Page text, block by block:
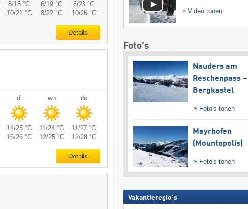
8/18 °C 6/19 °C
8/23 °C
10/21 °C 8/22 °C 10/26 °C
Details
di wo do
14/25 °C 11/24 °C
11/27 °C
15/26 °C 12/25 °C 12/28 °C
Details
Video tonen
Foto's
Nauders am
Reschenpass –
Bergkastel
Foto's tonen
Mayrhofen
(Mountopolis)
Foto's tonen
Vakantieregio's